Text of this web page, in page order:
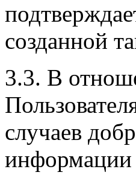
созданной
3.3. В
случаев
информации